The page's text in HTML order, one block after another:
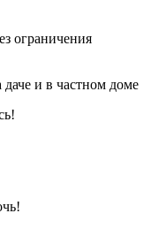
ограничения
и в частном доме